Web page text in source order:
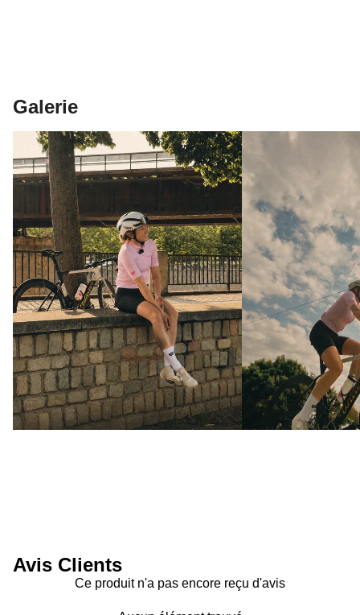
Galerie
Avis Clients
Ce produit n'a pas encore reçu d'avis